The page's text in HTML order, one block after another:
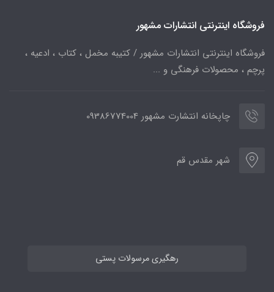
فروشگاه اینترنتی انتشارات مشهور
فروشگاه اینترنتی انتشارات مشهور / کتیبه مخمل ، کتاب ، ادعیه ،
پرچم ، محصولات فرهنگی و ...
چاپخانه انتشارت مشهور 09386774004
شهر مقدس قم
رهگیری مرسولات پستی